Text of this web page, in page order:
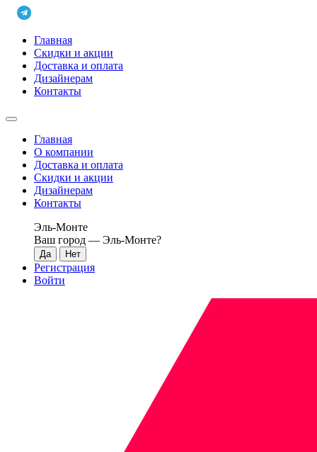
Главная
Скидки и акции
Доставка и оплата
Дизайнерам
Контакты
Главная
О компании
Доставка и оплата
Скидки и акции
Дизайнерам
Контакты
Эль-Монте
Ваш город — Эль-Монте?
Регистрация
Войти